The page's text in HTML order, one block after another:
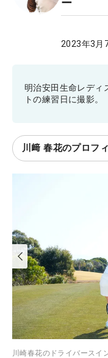
ー
2023年3月
明治安田生命レディ
トの練習日に撮影。
川﨑 春花のプロフ
川崎春花のドライバースイ